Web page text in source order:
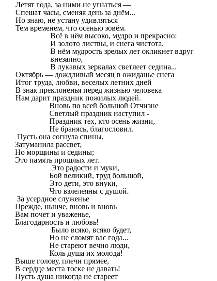
Летят года, за ними не угнаться —
Спешат часы, сменяя день за днём...
Но знаю, не устану удивляться
Тем временем, что осенью зовём.
Всё в нём высоко, мудро и прекрасно:
И золото листвы, и снега чистота.
В нём мудрость зрелых лет окликнет вдруг
внезапно,
В лукавых зеркалах светлеет седина...
Октябрь — дождливый месяц в ожиданье снега
Итог труда, любви, веселых летних дней
В знак преклоненья перед жизнью человека
Нам дарит праздник пожилых людей.
Вновь по всей большой Отчизне
Светлый праздник наступил -
Праздник тех, кто осень жизни,
Не бранясь, благословил.
Пусть она согнула спины,
Затуманила рассвет,
Но морщины и седины;
Это память прошлых лет.
Это радости и муки,
Бой великий, труд большой,
Это дети, это внуки,
Что взлелеяны с душой.
За усердное служенье
Прежде, нынче, вновь и вновь
Вам почет и уваженье,
Благодарность и любовь!
Было всяко, всяко будет,
Но не сломят вас года...
Не стареют вечно люди,
Коль душа их молода!
Выше голову, плечи прямее,
В сердце места тоске не давать!
Пусть душа никогда не стареет